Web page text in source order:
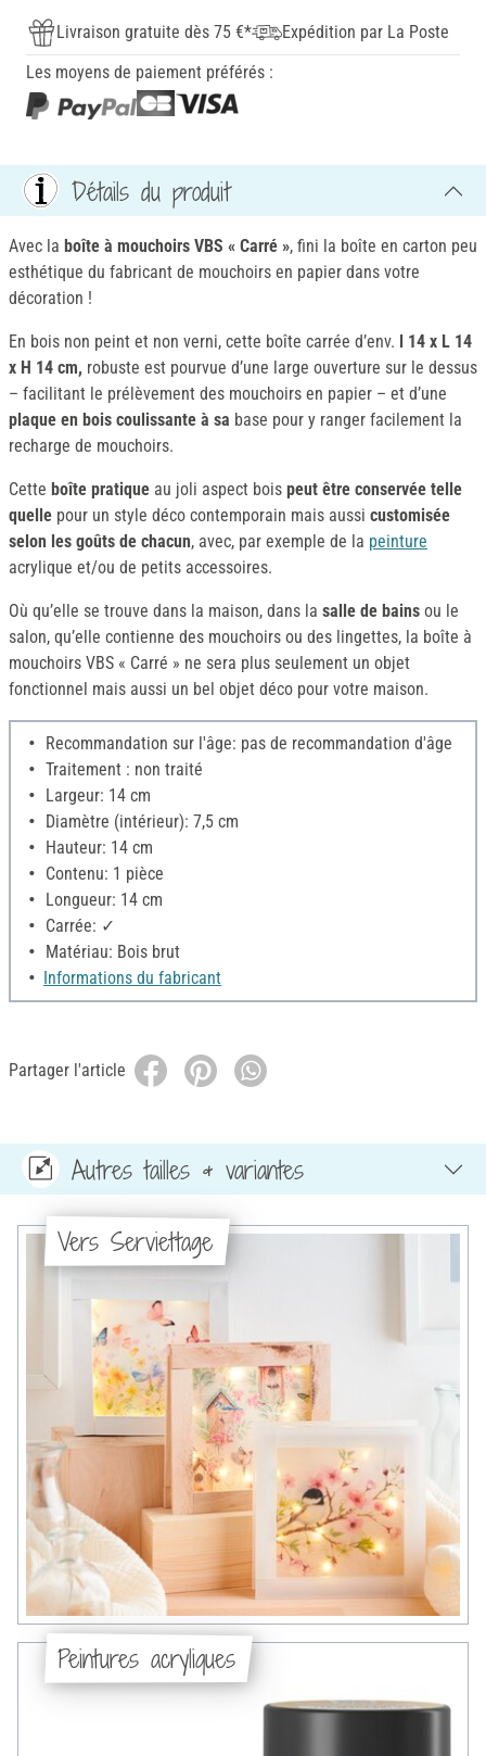
Livraison gratuite dès 75 €*
Expédition par La Poste
Les moyens de paiement préférés :
Détails du produit
Avec la boîte à mouchoirs VBS « Carré », fini la boîte en carton peu
esthétique du fabricant de mouchoirs en papier dans votre
décoration !
En bois non peint et non verni, cette boîte carrée d’env. l 14 x L 14
x H 14 cm, robuste est pourvue d’une large ouverture sur le dessus
– facilitant le prélèvement des mouchoirs en papier – et d’une
plaque en bois coulissante à sa base pour y ranger facilement la
recharge de mouchoirs.
Cette boîte pratique au joli aspect bois peut être conservée telle
quelle pour un style déco contemporain mais aussi customisée
selon les goûts de chacun, avec, par exemple de la peinture
acrylique et/ou de petits accessoires.
Où qu’elle se trouve dans la maison, dans la salle de bains ou le
salon, qu’elle contienne des mouchoirs ou des lingettes, la boîte à
mouchoirs VBS « Carré » ne sera plus seulement un objet
fonctionnel mais aussi un bel objet déco pour votre maison.
Recommandation sur l'âge: pas de recommandation d'âge
Traitement : non traité
Largeur: 14 cm
Diamètre (intérieur): 7,5 cm
Hauteur: 14 cm
Contenu: 1 pièce
Longueur: 14 cm
Carrée: ✓
Matériau: Bois brut
Informations du fabricant
Partager l'article
Autres tailles & variantes
Vers Serviettage
Peintures acryliques